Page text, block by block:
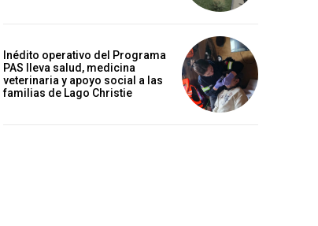
Inédito operativo del Programa
PAS lleva salud, medicina
veterinaria y apoyo social a las
familias de Lago Christie